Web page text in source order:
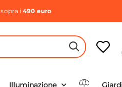
sopra i490 euro
HEADER
Illuminazione